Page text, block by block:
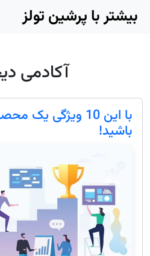
Skip to main content
بیشتر با پرشین تولز
آکادمی
با این 10 ویژگی
باشید!